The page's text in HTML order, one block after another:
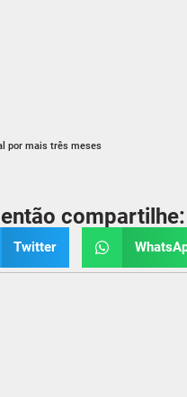
por mais três meses
compartilhe:
Twitter